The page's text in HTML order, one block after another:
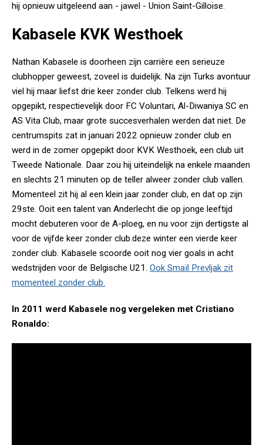
hij opnieuw uitgeleend aan - jawel - Union Saint-Gilloise.
Kabasele KVK Westhoek
Nathan Kabasele is doorheen zijn carrière een serieuze
clubhopper geweest, zoveel is duidelijk. Na zijn Turks avontuur
viel hij maar liefst drie keer zonder club. Telkens werd hij
opgepikt, respectievelijk door FC Voluntari, Al-Diwaniya SC en
AS Vita Club, maar grote succesverhalen werden dat niet. De
centrumspits zat in januari 2022 opnieuw zonder club en
werd in de zomer opgepikt door KVK Westhoek, een club uit
Tweede Nationale. Daar zou hij uiteindelijk na enkele maanden
en slechts 21 minuten op de teller alweer zonder club vallen.
Momenteel zit hij al een klein jaar zonder club, en dat op zijn
29ste. Ooit een talent van Anderlecht die op jonge leeftijd
mocht debuteren voor de A-ploeg, en nu voor zijn dertigste al
voor de vijfde keer zonder club.deze winter een vierde keer
zonder club. Kabasele scoorde ooit nog vier goals in acht
wedstrijden voor de Belgische U21. Ook Smaïl Prevljak zit
momenteel zonder club.
In 2011 werd Kabasele nog vergeleken met Cristiano
Ronaldo: